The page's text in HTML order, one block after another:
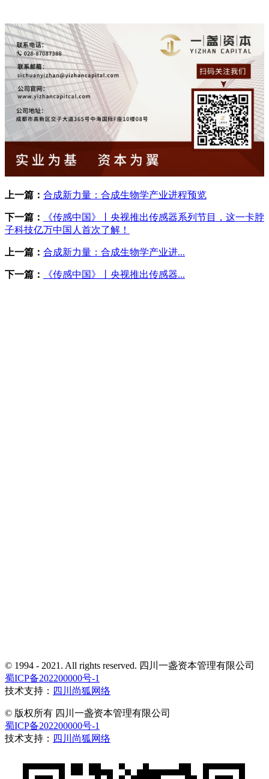
上一篇： 合成新力量：合成生物学产业进程预览
下一篇：
《传感中国》丨央视推出传感器系列节目，这一卡脖
子科技亿万中国人首次了解！
上一篇： 合成新力量：合成生物学产业进...
下一篇： 《传感中国》丨央视推出传感器...
© 1994 - 2021. All rights reserved. 四川一盏资本管理有限公司
蜀ICP备202200000号-1
技术支持： 四川尚狐网络
© 版权所有 四川一盏资本管理有限公司
蜀ICP备202200000号-1
技术支持： 四川尚狐网络